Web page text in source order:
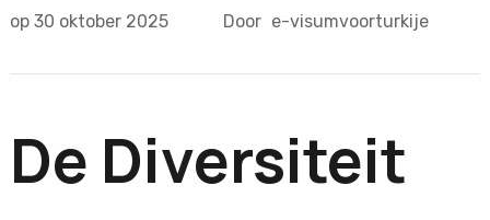
op 30 oktober 2025 Door e-visumvoorturkije
De Diversiteit